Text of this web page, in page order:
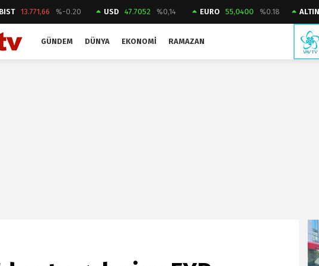
BIST 13.771,66 %-0.20 USD 47.7052 %0,14 EURO 55,0400 %0.18 ALTIN
GÜNDEM DÜNYA EKONOMI RAMAZAN